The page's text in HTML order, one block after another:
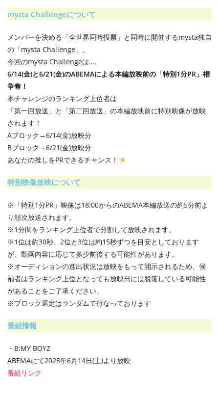
mysta Challengeについて
メンバーを決める「全世界同時投票」と同時に開催するmysta独自
の「mysta Challenge」。
今回のmysta Challengeは….
6/14(金)と6/21(金)のABEMAによる本編放映前の「特別1分PR」権
争奪！
本チャレンジのランキング上位者は
「第一回放送」と「第二回放送」の本編放映前に特別映像が放映
されます！
Aブロック→6/14(金)放映分
Bブロック→6/21(金)放映分
あなたの推しをPRできるチャンス！
特別映像放映について​
※「特別1分PR」映像は18:00からのABEMA本編放送の約5分前よ
り順次放送されます。
※1分間をランキング上位者で分割して放映されます。
※1位は約30秒、2位と3位は約15秒ずつを目安としております
が、動画内容に応じて多少前後する可能性があります。
※オーディションの進出状況は放映をもって開示されるため、候
補者はランキング上位となっても放映日には脱落している可能性
があることをご了承ください。
※ブロック選定はランダムで行なっております
番組情報
・B:MY BOYZ
ABEMAにて2025年6月14日(土)より放映
番組リンク